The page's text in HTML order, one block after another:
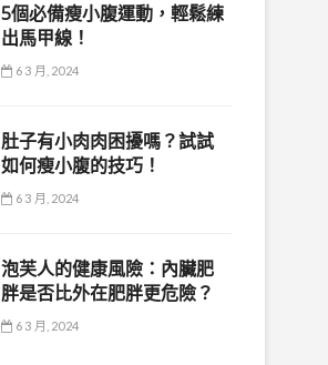
5個必備瘦小腹運動，輕鬆練
出馬甲線！
6 3 月, 2024
肚子有小肉肉困擾嗎？試試
如何瘦小腹的技巧！
6 3 月, 2024
泡芙人的健康風險：內臟肥
胖是否比外在肥胖更危險？
6 3 月, 2024